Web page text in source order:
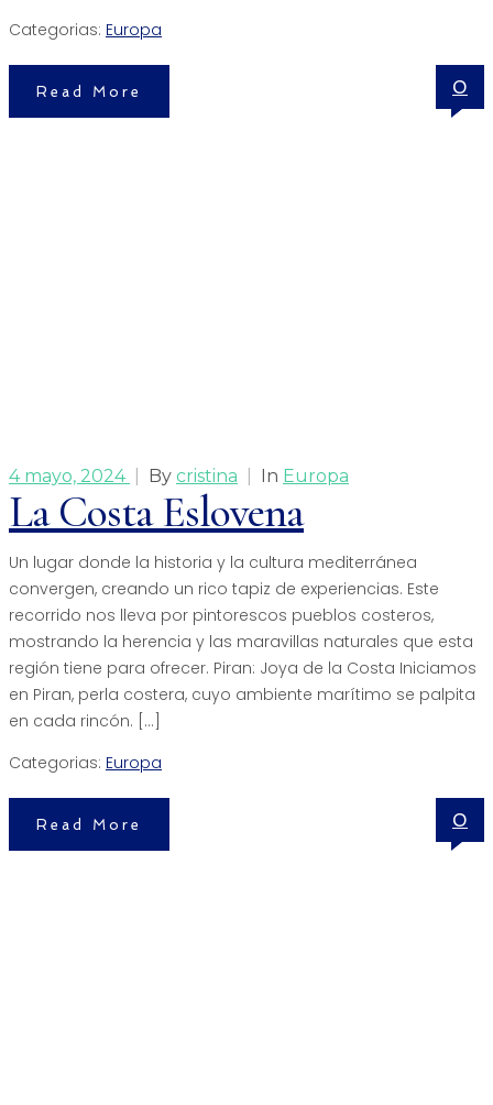
Categorias: Europa
Read More 0
4 mayo, 2024 By cristina In Europa
La Costa Eslovena
Un lugar donde la historia y la cultura mediterránea
convergen, creando un rico tapiz de experiencias. Este
recorrido nos lleva por pintorescos pueblos costeros,
mostrando la herencia y las maravillas naturales que esta
región tiene para ofrecer. Piran: Joya de la Costa Iniciamos
en Piran, perla costera, cuyo ambiente marítimo se palpita
en cada rincón. […]
Categorias: Europa
Read More 0